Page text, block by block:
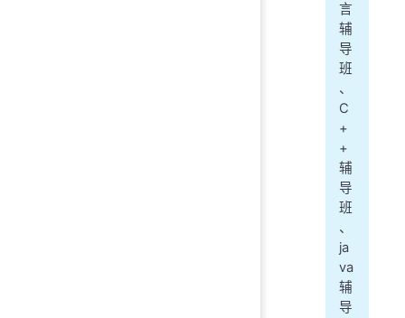
言
辅
导
班
、
C
+
+
辅
导
班
、
ja
va
辅
导